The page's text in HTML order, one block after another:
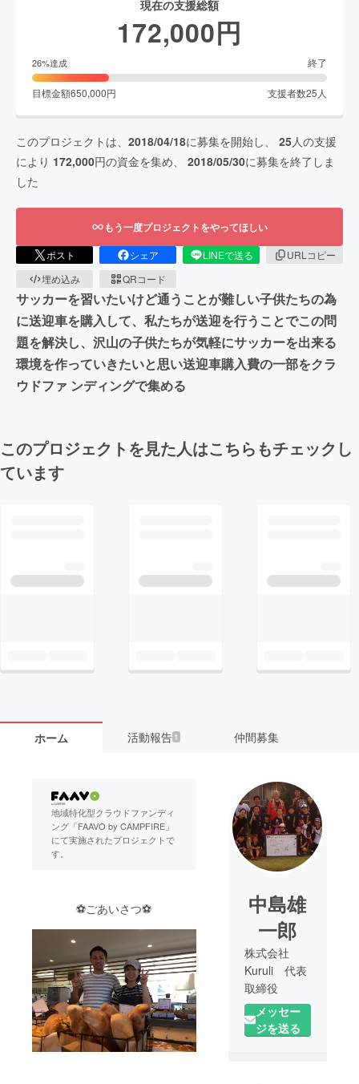
現在の支援総額
172,000円
26%達成 終了
目標金額650,000円 支援者数25 人
このプロジェクトは、 2018/04/18に募集を開始し、 25人の支援
により 172,000円の資金を集め、 2018/05/30に募集を終了しま
した
もう一度プロジェクトをやってほしい
ポスト シェア LINEで送る
URLコピー
埋め込み
QRコード
サッカーを習いたいけど通うことが難しい子供たちの為
に送迎車を購入して、私たちが送迎を行うことでこの問
題を解決し、沢山の子供たちが気軽にサッカーを出来る
環境を作っていきたいと思い送迎車購入費の一部をクラ
ウドファ ンディングで集める
このプロジェクトを見た人はこちらもチェックし
ています
ホーム 活動報告 1 仲間募集
地域特化型クラウドファンディ
ング「FAAVO by CAMPFIRE」
にて実施されたプロジェクトで
す。
⚽ごあいさつ⚽
中島雄
一郎
株式会社
Kuruli 代表
取締役
昭和52年
長崎県時津
メッセー
ジを送る